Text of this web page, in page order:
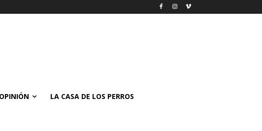
OPINIÓN LA CASA DE LOS PERROS